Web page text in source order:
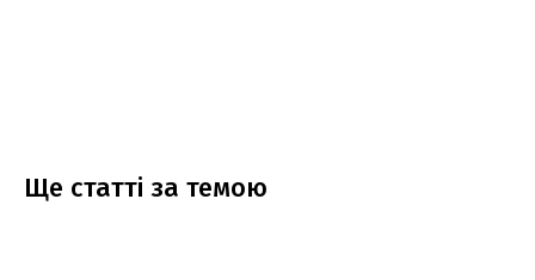
Ще статтi за темою